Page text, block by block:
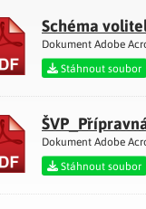
Schéma
Dokument Adobe
Stáhnout soubor
Dokument Adobe
Stáhnout soubor